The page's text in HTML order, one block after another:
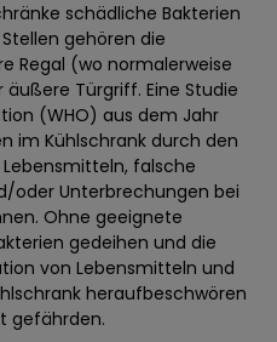
schädliche Bakterien
gehören die
Regal (wo normalerweise
Türgriff. Eine Studie
(WHO) aus dem Jahr
im Kühlschrank durch den
falsche
oder Unterbrechungen bei
Ohne geeignete
gedeihen und die
von Lebensmitteln und
heraufbeschwören
gefährden.